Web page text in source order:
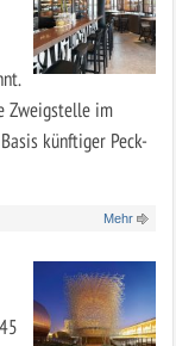
Zweigstelle im
künftiger Peck-
Mehr